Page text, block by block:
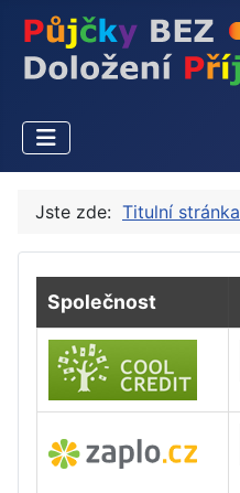
Jste zde: Titulní stránka
Společnost